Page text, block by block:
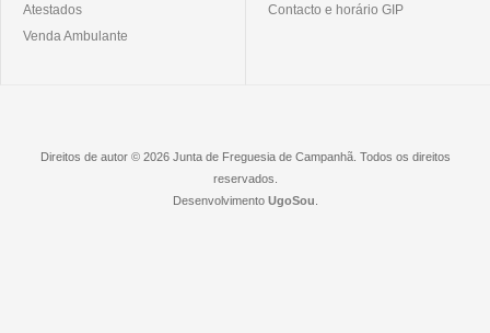
Atestados
Venda Ambulante
Contacto e horário GIP
Direitos de autor © 2026 Junta de Freguesia de Campanhã. Todos os direitos
reservados.
Desenvolvimento UgoSou